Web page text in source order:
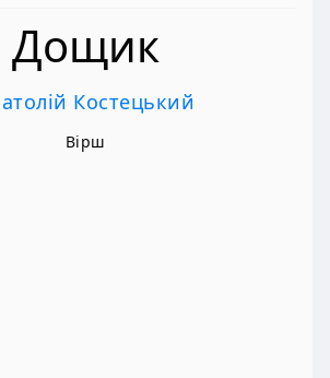
Дощик
Костецький
Вірш